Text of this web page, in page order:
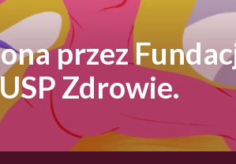
przez
Zdrowie.